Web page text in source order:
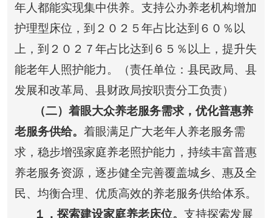
年人都能实现集中供养。支持公办养老机构增加
护理型床位，到２０２５年占比达到６０％以
上，到２０２７年占比达到６５％以上，提升失
能老年人照护能力。（责任单位：县民政局、县
发展和改革局、县财政局按职责分工负责）
（二）着眼大众养老服务需求，优化普惠养
老服务供给。 着眼满足广大老年人养老服务需
求，稳步增强家庭养老照护能力，持续丰富普惠
养老服务资源，逐步健全完善覆盖城乡、惠及全
民、均衡合理、优质高效的养老服务供给体系。
１ ．探索建设家庭养老床位。 支持探索发展